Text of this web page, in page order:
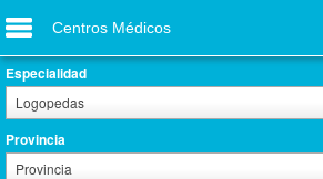
Centros Médicos
Especialidad
Logopedas
Provincia
Provincia